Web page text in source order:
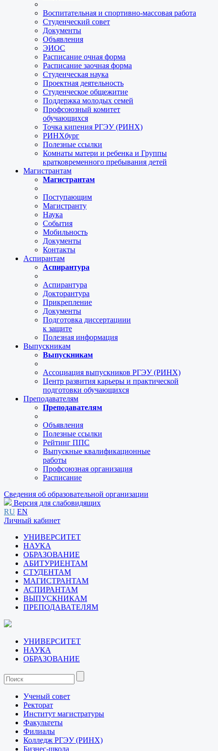
Воспитательная и спортивно-массовая работа
Студенческий совет
Документы
Объявления
ЭИОС
Расписание очная форма
Расписание заочная форма
Студенческая наука
Проектная деятельность
Студенческое общежитие
Поддержка молодых семей
Профсоюзный комитет
обучающихся
Точка кипения РГЭУ (РИНХ)
РИНХбург
Полезные ссылки
Комнаты матери и ребенка и Группы
кратковременного пребывания детей
Магистрантам
Магистрантам
Поступающим
Магистранту
Наука
События
Мобильность
Документы
Контакты
Аспирантам
Аспирантура
Аспирантура
Докторантура
Прикрепление
Документы
Подготовка диссертациии
к защите
Полезная информация
Выпускникам
Выпускникам
Ассоциация выпускников РГЭУ (РИНХ)
Центр развития карьеры и практической
подготовки обучающихся
Преподавателям
Преподавателям
Объявления
Полезные ссылки
Рейтинг ППС
Выпускные квалификационные
работы
Профсоюзная организация
Расписание
Сведения об образовательной организации
Версия для слабовидящих
RU EN
Личный кабинет
УНИВЕРСИТЕТ
НАУКА
ОБРАЗОВАНИЕ
АБИТУРИЕНТАМ
СТУДЕНТАМ
МАГИСТРАНТАМ
АСПИРАНТАМ
ВЫПУСКНИКАМ
ПРЕПОДАВАТЕЛЯМ
УНИВЕРСИТЕТ
НАУКА
ОБРАЗОВАНИЕ
Ученый совет
Ректорат
Институт магистратуры
Факультеты
Филиалы
Колледж РГЭУ (РИНХ)
Бизнес-школа